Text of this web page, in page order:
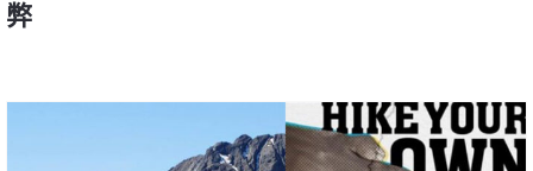
弊